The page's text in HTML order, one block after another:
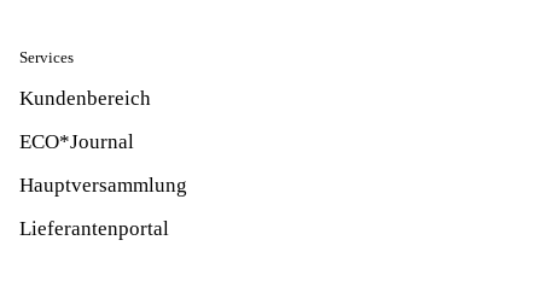
Services
Kundenbereich
ECO*Journal
Hauptversammlung
Lieferantenportal